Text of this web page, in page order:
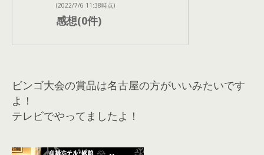
(2022/7/6 11:38時点)
感想(0件)
ビンゴ大会の賞品は名古屋の方がいいみたいです
よ！
テレビでやってましたよ！